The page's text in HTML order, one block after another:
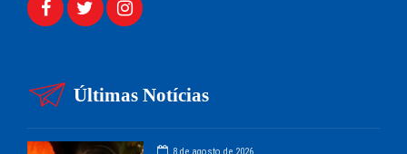
Últimas Notícias